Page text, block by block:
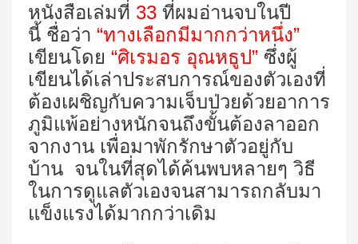
หนังสือเล่มที่ 33 ที่ผมอ่านจบในปี
นี้ ชื่อว่า “ทางเลือกมีมากกว่าหนึ่ง”
เขียนโดย “ศิเรมอร อุณหธูป” ซึ่งผู้
เขียนได้เล่าประสบการณ์ของตัวเองที่
ต้องเผชิญกับความเจ็บป่วยด้วยอาการ
ภูมิแพ้อย่างหนักจนถึงขั้นต้องลาออก
จากงาน เพื่อมาพักรักษาตัวอยู่กับ
บ้าน จนในที่สุดได้ค้นพบหลายๆ วิธี
ในการดูแลตัวเองจนสามารถกลับมา
แข็งแรงได้มากกว่าเดิม